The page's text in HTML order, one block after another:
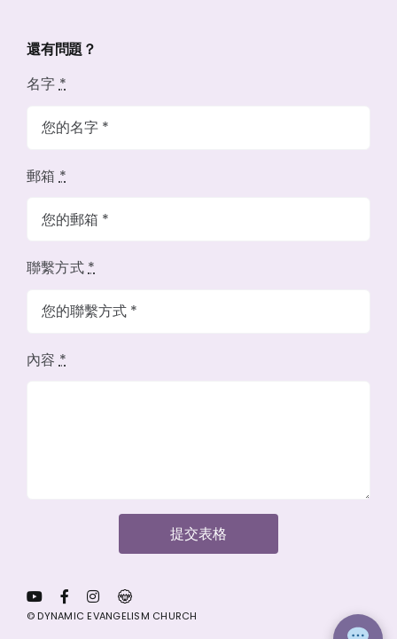
還有問題？
名字*
郵箱*
聯繫方式*
內容 *
提交表格
© DYNAMIC EVANGELISM CHURCH